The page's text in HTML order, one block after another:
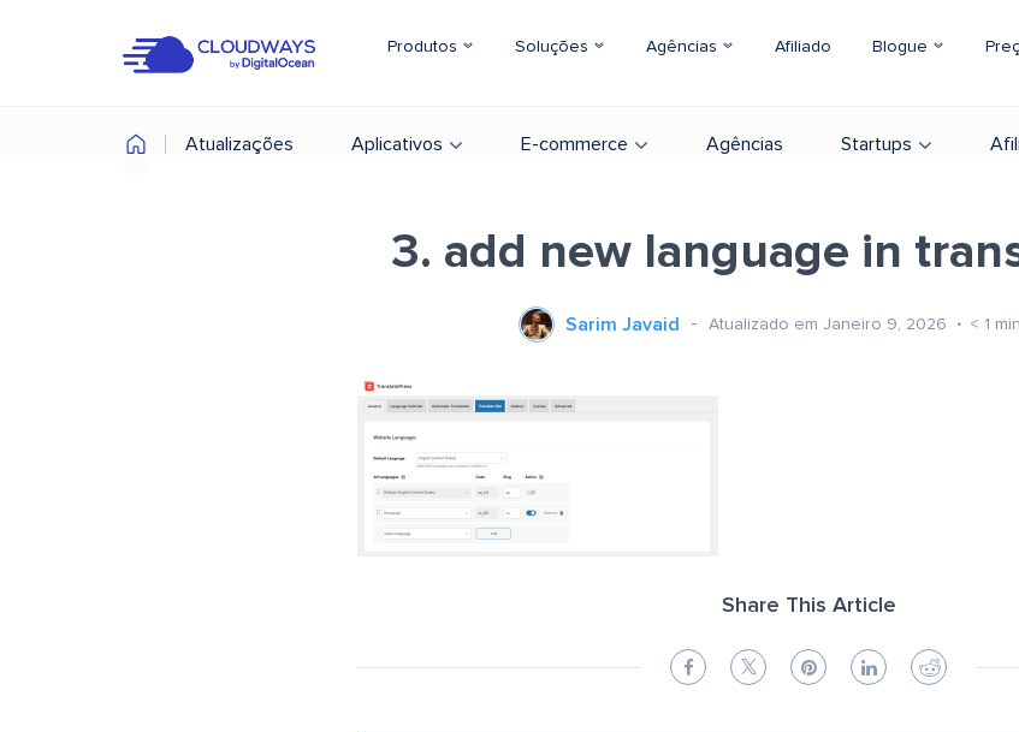
Produtos Soluções Agências Afiliado Blogue
Atualizações Aplicativos E-commerce Agências Startups
3. add new language in
Sarim Javaid Atualizado em Janeiro 9, 2026 < 1
Share This Article